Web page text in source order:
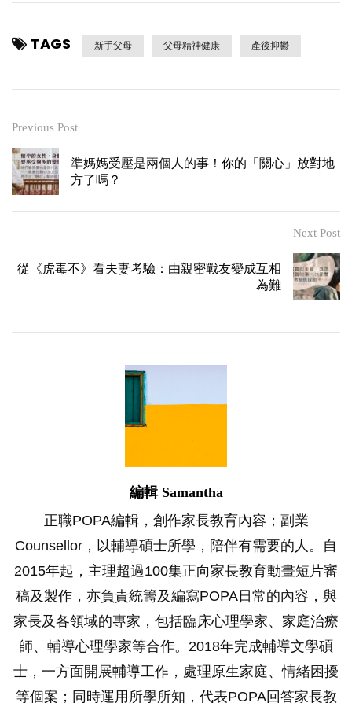
TAGS 新手父母 父母精神健康 產後抑鬱
Previous Post
準媽媽受壓是兩個人的事！你的「關心」放對地
方了嗎？
Next Post
從《虎毒不》看夫妻考驗：由親密戰友變成互相
為難
編輯 Samantha
正職POPA編輯，創作家長教育內容；副業
Counsellor，以輔導碩士所學，陪伴有需要的人。自
2015年起，主理超過100集正向家長教育動畫短片審
稿及製作，亦負責統籌及編寫POPA日常的內容，與
家長及各領域的專家，包括臨床心理學家、家庭治療
師、輔導心理學家等合作。2018年完成輔導文學碩
士，一方面開展輔導工作，處理原生家庭、情緒困擾
等個案；同時運用所學所知，代表POPA回答家長教